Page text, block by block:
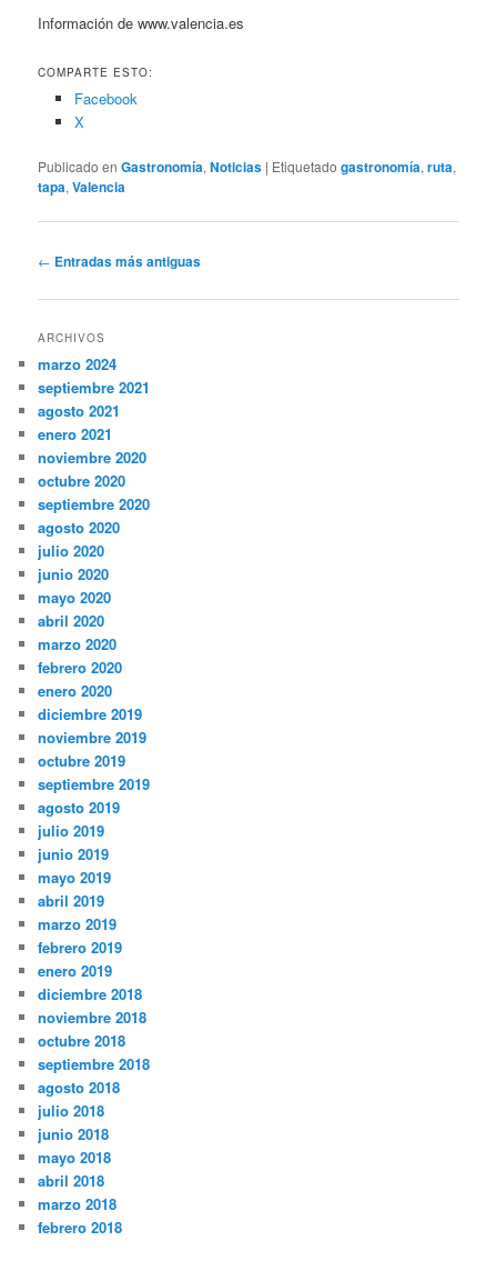
Información de www.valencia.es
COMPARTE ESTO:
Facebook
X
Publicado en Gastronomía,Noticias | Etiquetado gastronomía,ruta,
tapa,Valencia
Navegación
entradas
← Entradas más antiguas
ARCHIVOS
marzo 2024
septiembre 2021
agosto 2021
enero 2021
noviembre 2020
octubre 2020
septiembre 2020
agosto 2020
julio 2020
junio 2020
mayo 2020
abril 2020
marzo 2020
febrero 2020
enero 2020
diciembre 2019
noviembre 2019
octubre 2019
septiembre 2019
agosto 2019
julio 2019
junio 2019
mayo 2019
abril 2019
marzo 2019
febrero 2019
enero 2019
diciembre 2018
noviembre 2018
octubre 2018
septiembre 2018
agosto 2018
julio 2018
junio 2018
mayo 2018
abril 2018
marzo 2018
febrero 2018